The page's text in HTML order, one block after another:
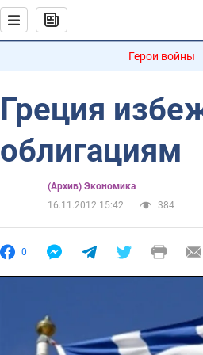
Герои войны
Греция
облигациям
(Архив) Экономика
16.11.2012 15:42
384
0